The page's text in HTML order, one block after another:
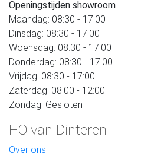
Openingstijden showroom
Maandag: 08:30 - 17:00
Dinsdag: 08:30 - 17:00
Woensdag: 08:30 - 17:00
Donderdag: 08:30 - 17:00
Vrijdag: 08:30 - 17:00
Zaterdag: 08:00 - 12:00
Zondag: Gesloten
HO van Dinteren
Over ons